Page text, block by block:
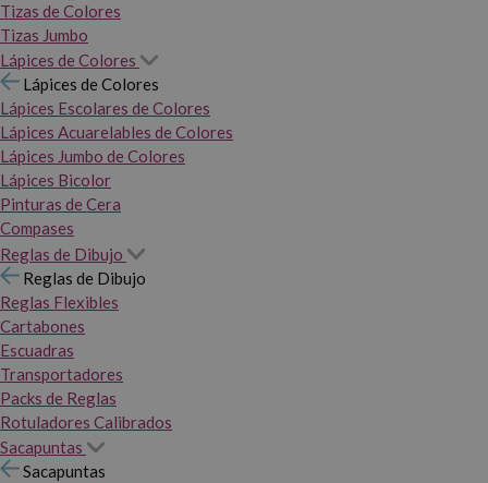
Tizas de Colores
Tizas Jumbo
Lápices de Colores
Lápices de Colores
Lápices Escolares de Colores
Lápices Acuarelables de Colores
Lápices Jumbo de Colores
Lápices Bicolor
Pinturas de Cera
Compases
Reglas de Dibujo
Reglas de Dibujo
Reglas Flexibles
Cartabones
Escuadras
Transportadores
Packs de Reglas
Rotuladores Calibrados
Sacapuntas
Sacapuntas